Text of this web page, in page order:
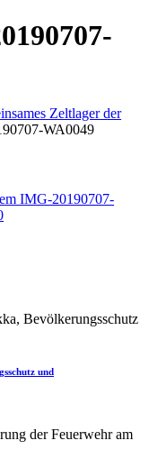
Zeltlager der
WA0049
IMG-20190707-
und